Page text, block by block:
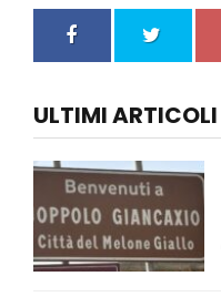
ULTIMI ARTICOLI